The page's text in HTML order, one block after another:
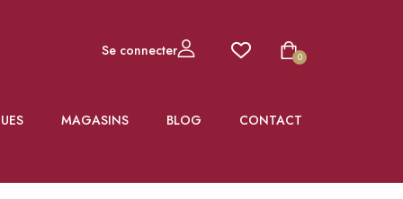
Se connecter 0
MAGASINS BLOG CONTACT